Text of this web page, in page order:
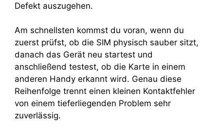
Defekt auszugehen.
Am schnellsten kommst du voran, wenn du
zuerst prüfst, ob die SIM physisch sauber sitzt,
danach das Gerät neu startest und
anschließend testest, ob die Karte in einem
anderen Handy erkannt wird. Genau diese
Reihenfolge trennt einen kleinen Kontaktfehler
von einem tieferliegenden Problem sehr
zuverlässig.